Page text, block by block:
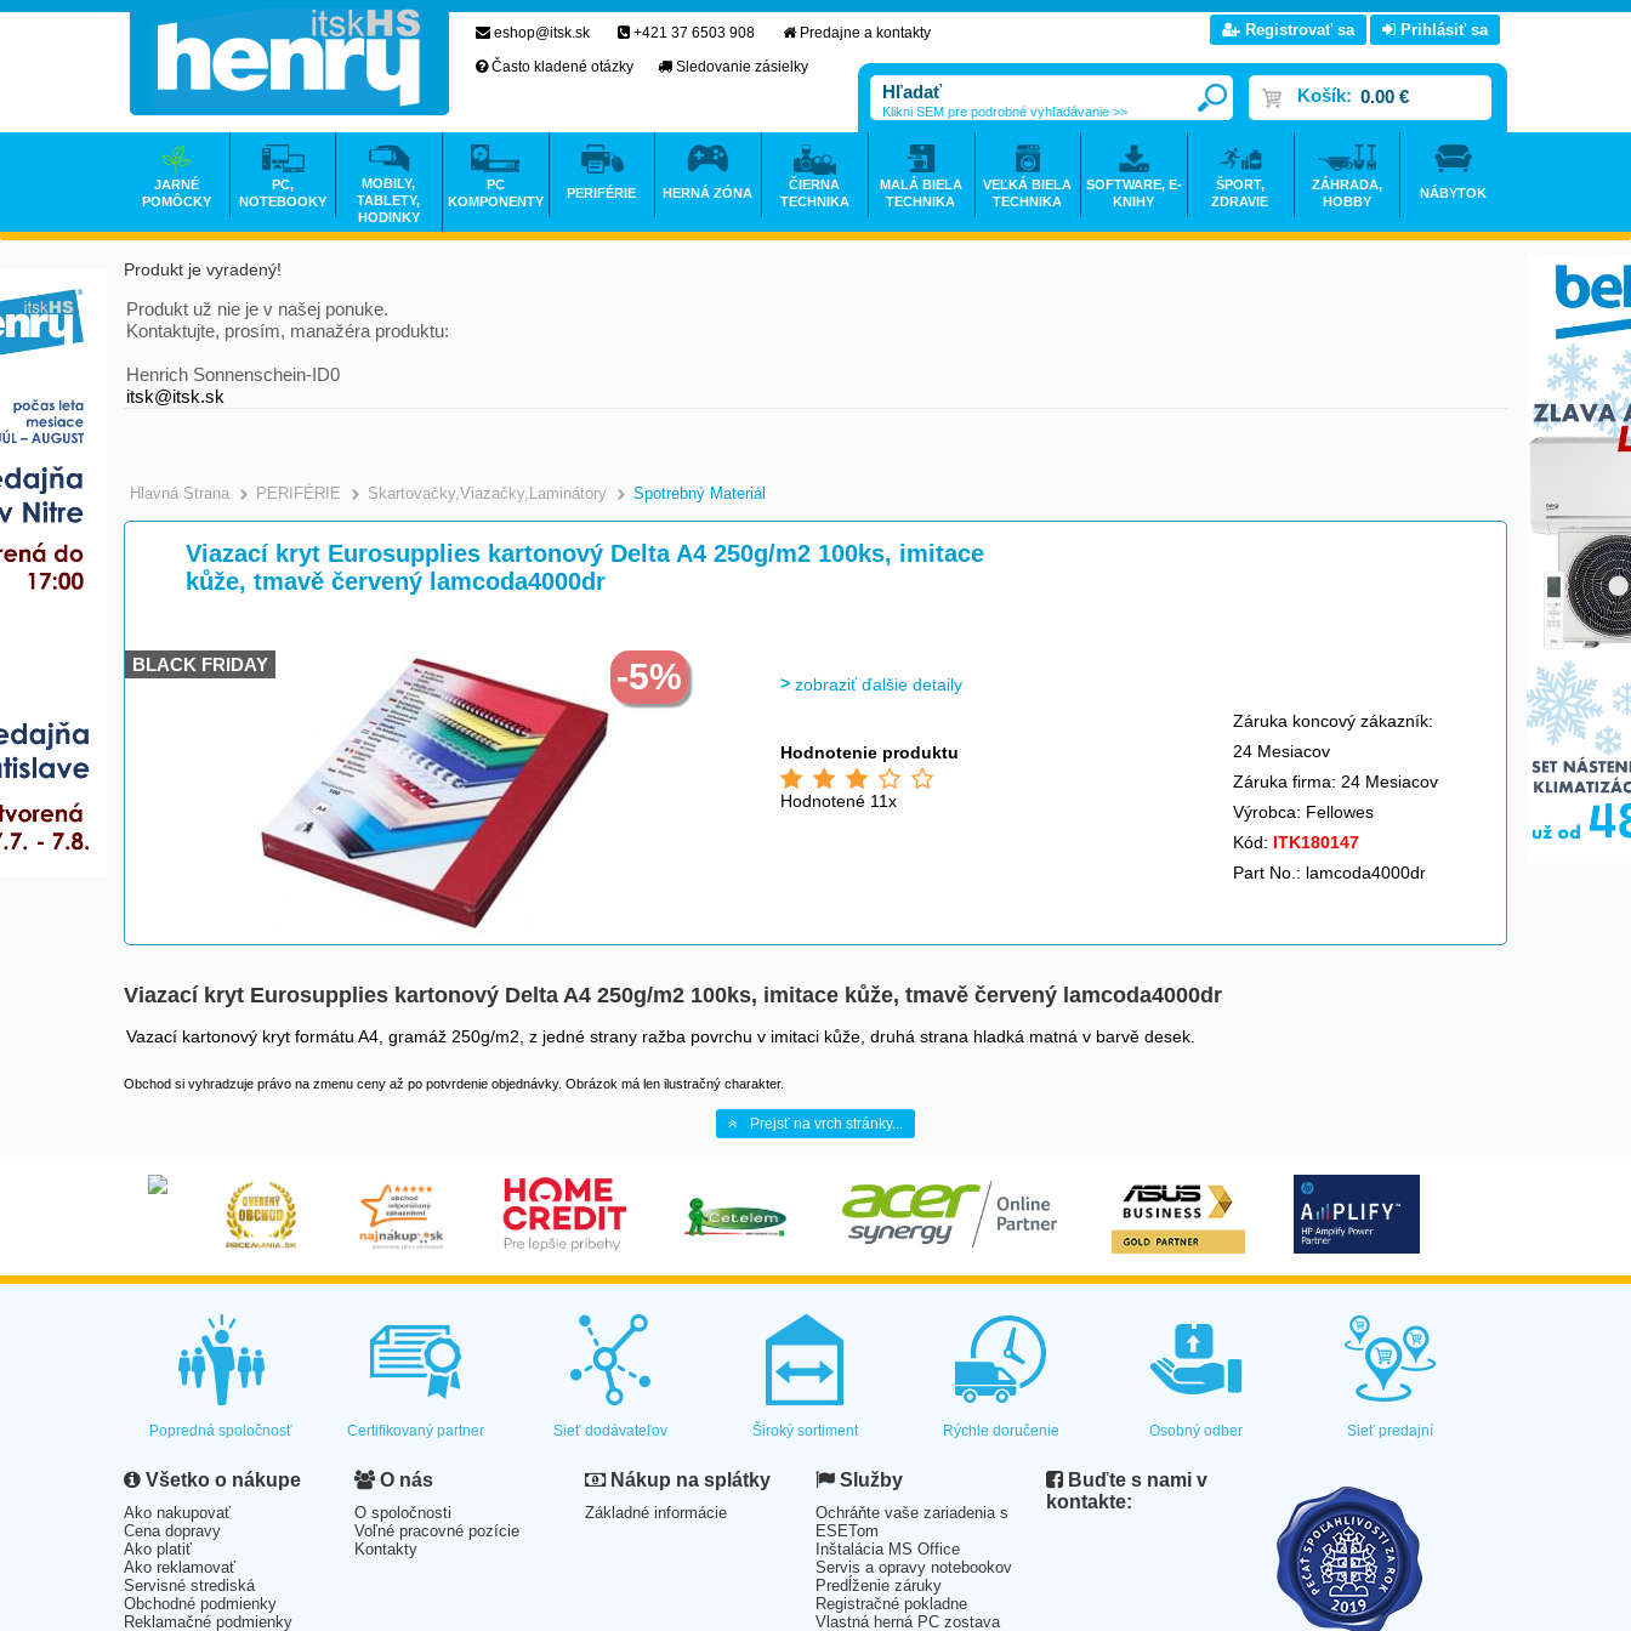
Produkt je vyradený!
Produkt už nie je v našej ponuke.
Kontaktujte, prosím, manažéra produktu:
Henrich Sonnenschein-ID0
itsk@itsk.sk
Hlavná Strana >
PERIFÉRIE >
Skartovačky,Viazačky,Laminátory >
Spotrebný Materiál
Viazací kryt Eurosupplies kartonový Delta A4 250g/m2 100ks, imitace
kůže, tmavě červený lamcoda4000dr
BLACK FRIDAY -5% zobraziť ďalšie detaily
Hodnotenie produktu
Hodnotené 11x
Záruka koncový zákazník:
24 Mesiacov
Záruka firma: 24 Mesiacov
Výrobca: Fellowes
Kód: ITK180147
Part No.: lamcoda4000dr
Viazací kryt Eurosupplies kartonový Delta A4 250g/m2 100ks, imitace kůže, tmavě červený lamcoda4000dr
Vazací kartonový kryt formátu A4, gramáž 250g/m2, z jedné strany ražba povrchu v imitaci kůže, druhá strana hladká matná v barvě desek.
Obchod si vyhradzuje právo na zmenu ceny až po potvrdenie objednávky. Obrázok má len ilustračný charakter.
Prejsť na vrch stránky...
eshop@itsk.sk +421 37 6503 908
Predajne a kontakty
Často kladené otázky
Sledovanie zásielky
Registrovať sa Prihlásiť sa
Košík: 0.00 €
Klikni SEM pre podrobné vyhľadávanie >>
JARNÉ
POMÔCKY
PC,
NOTEBOOKY
MOBILY,
TABLETY,
HODINKY
PC
KOMPONENTY
PERIFÉRIE HERNÁ ZÓNA
ČIERNA
TECHNIKA
MALÁ BIELA
TECHNIKA
VEĽKÁ BIELA
TECHNIKA
SOFTWARE, E-
KNIHY
ŠPORT,
ZDRAVIE
ZÁHRADA,
HOBBY
NÁBYTOK
Popredná spoločnosť Certifikovaný partner Sieť dodávateľov Široký sortiment Rýchle doručenie Osobný odber Sieť predajní
Všetko o nákupe
Ako nakupovať
Cena dopravy
Ako platiť
Ako reklamovať
Servisné strediská
Obchodné podmienky
Reklamačné podmienky
O nás
O spoločnosti
Voľné pracovné pozície
Kontakty
Nákup na splátky
Základné informácie
Služby
Ochráňte vaše zariadenia s
ESETom
Inštalácia MS Office
Servis a opravy notebookov
Predĺženie záruky
Registračné pokladne
Vlastná herná PC zostava
Buďte s nami v
kontakte: